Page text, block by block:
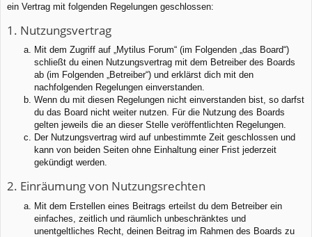
ein Vertrag mit folgenden Regelungen geschlossen:
1. Nutzungsvertrag
Mit dem Zugriff auf „Mytilus Forum“ (im Folgenden „das Board“)
schließt du einen Nutzungsvertrag mit dem Betreiber des Boards
ab (im Folgenden „Betreiber“) und erklärst dich mit den
nachfolgenden Regelungen einverstanden.
Wenn du mit diesen Regelungen nicht einverstanden bist, so darfst
du das Board nicht weiter nutzen. Für die Nutzung des Boards
gelten jeweils die an dieser Stelle veröffentlichten Regelungen.
Der Nutzungsvertrag wird auf unbestimmte Zeit geschlossen und
kann von beiden Seiten ohne Einhaltung einer Frist jederzeit
gekündigt werden.
2. Einräumung von Nutzungsrechten
Mit dem Erstellen eines Beitrags erteilst du dem Betreiber ein
einfaches, zeitlich und räumlich unbeschränktes und
unentgeltliches Recht, deinen Beitrag im Rahmen des Boards zu